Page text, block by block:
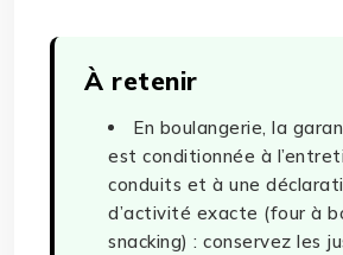
À retenir
En boulangerie, la
est conditionnée à
conduits et à une
d’activité exacte (four à
snacking) : conservez les